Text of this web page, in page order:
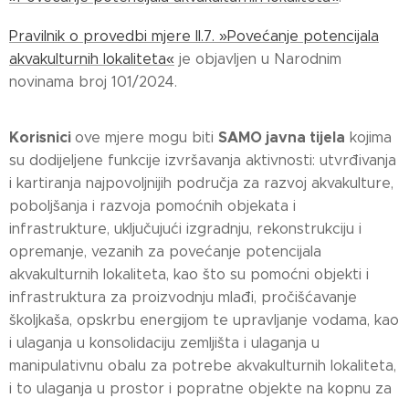
Pravilnik o provedbi mjere II.7. »Povećanje potencijala
akvakulturnih lokaliteta« je objavljen u Narodnim
novinama broj 101/2024.
Korisnici ove mjere mogu biti SAMO javna tijela kojima
su dodijeljene funkcije izvršavanja aktivnosti: utvrđivanja
i kartiranja najpovoljnijih područja za razvoj akvakulture,
poboljšanja i razvoja pomoćnih objekata i
infrastrukture, uključujući izgradnju, rekonstrukciju i
opremanje, vezanih za povećanje potencijala
akvakulturnih lokaliteta, kao što su pomoćni objekti i
infrastruktura za proizvodnju mlađi, pročišćavanje
školjkaša, opskrbu energijom te upravljanje vodama, kao
i ulaganja u konsolidaciju zemljišta i ulaganja u
manipulativnu obalu za potrebe akvakulturnih lokaliteta,
i to ulaganja u prostor i popratne objekte na kopnu za